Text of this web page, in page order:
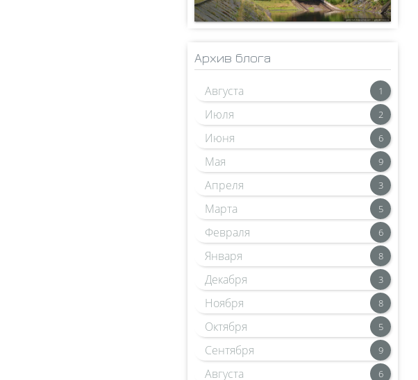
Архив блога
Августа 1
Июля 2
Июня 6
Мая 9
Апреля 3
Марта 5
Февраля 6
Января 8
Декабря 3
Ноября 8
Октября 5
Сентября 9
Августа 6